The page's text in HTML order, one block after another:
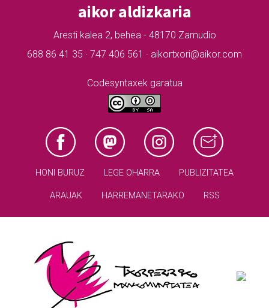
aikor aldizkaria
Aresti kalea 2, behea - 48170 Zamudio
688 86 41 35 · 747 406 561 · aikortxori@aikor.com
Codesyntaxek garatua
HONI BURUZ LEGE OHARRA PUBLIZITATEA
ARAUAK HARREMANETARAKO RSS